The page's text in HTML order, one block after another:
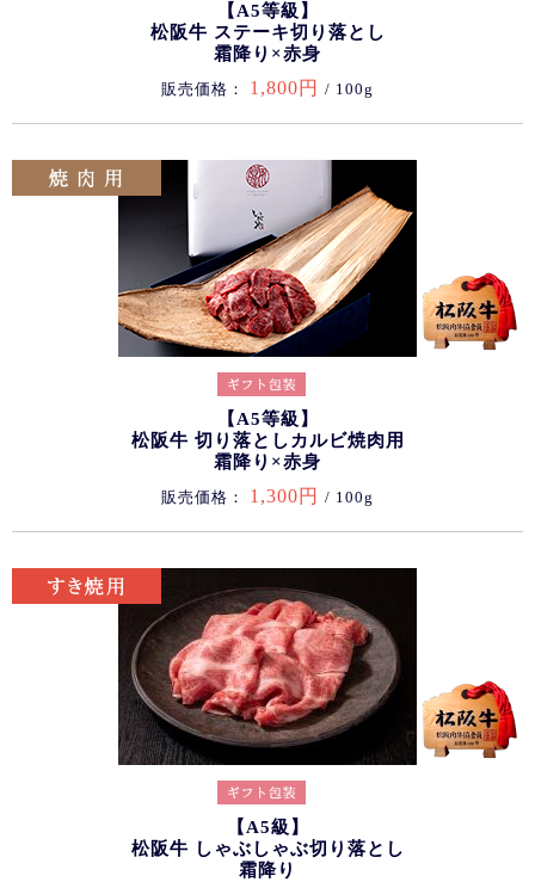
【A5等級】
松阪牛 ステーキ切り落とし
霜降り×赤身
販売価格： 1,800円 / 100g
【A5等級】
松阪牛 切り落としカルビ焼肉用
霜降り×赤身
販売価格： 1,300円 / 100g
【A5級】
松阪牛 しゃぶしゃぶ切り落とし
霜降り